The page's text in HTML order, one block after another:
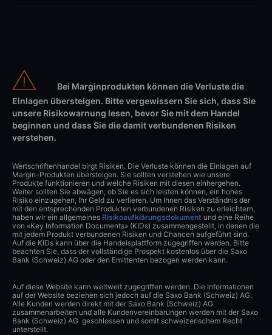
Bei Marginprodukten können die Verluste die
Einlagen übersteigen. Bitte vergewissern Sie sich, dass Sie
unsere Risikowarnung lesen, bevor Sie mit dem Handel
beginnen und dass Sie die damit verbundenen Risiken
verstehen.
Wertschriftenhandel birgt Risiken. Die Verluste können die Einlagen auf
Margin-Produkten übersteigen. Sie sollten verstehen wie unsere
Produkte funktionieren und welche Risiken mit diesen einhergehen.
Weiter sollten Sie abwägen, ob Sie es sich leisten können, ein hohes
Risiko einzugehen, Ihr Geld zu verlieren. Um Ihnen das Verständnis der
mit den entsprechenden Produkten verbundenen Risiken zu erleichtern,
haben wir ein allgemeines Risikoaufklärungsdokument und eine Reihe
von «Key Information Documents» (KIDs) zusammengestellt, in denen die
mit jedem Produkt verbundenen Risiken und Chancen aufgeführt sind.
Auf die KIDs kann über die Handelsplattform zugegriffen werden. Bitte
beachten Sie, dass der vollständige Prospekt kostenlos über die Saxo
Bank (Schweiz) AG oder den Emittenten bezogen werden kann.
Auf diese Website kann weltweit zugegriffen werden. Die Informationen
auf der Website beziehen sich jedoch auf die Saxo Bank (Schweiz) AG.
Alle Kunden werden direkt mit der Saxo Bank (Schweiz) AG
zusammenarbeiten und alle Kundenvereinbarungen werden mit der Saxo
Bank (Schweiz) AG geschlossen und somit schweizerischem Recht
unterstellt.